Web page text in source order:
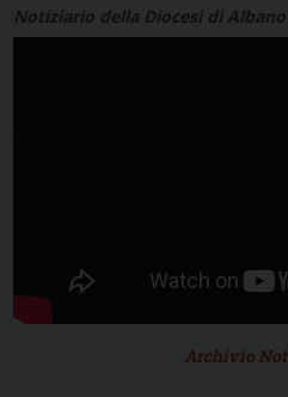
Notiziario della Diocesi di Albano
Archivio